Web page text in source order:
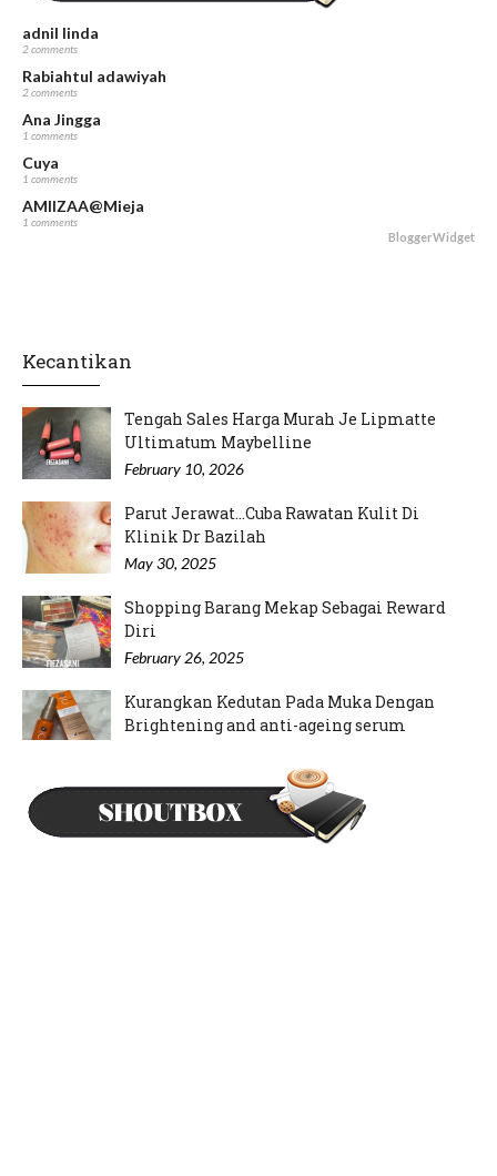
adnil linda
2 comments
Rabiahtul adawiyah
2 comments
Ana Jingga
1 comments
Cuya
1 comments
AMIIZAA@Mieja
1 comments
BloggerWidget
Kecantikan
Tengah Sales Harga Murah Je Lipmatte
Ultimatum Maybelline
February 10, 2026
Parut Jerawat...Cuba Rawatan Kulit Di
Klinik Dr Bazilah
May 30, 2025
Shopping Barang Mekap Sebagai Reward
Diri
February 26, 2025
Kurangkan Kedutan Pada Muka Dengan
Brightening and anti-ageing serum
Mood Rajin Nak Pakai Inai Kuku
May 21, 2024